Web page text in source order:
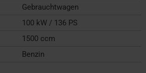
Gebrauchtwagen
100 kW / 136 PS
1500 ccm
Benzin